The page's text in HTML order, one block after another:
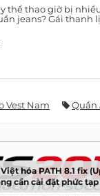
thể thao giờ bị
jeans? Gái thanh
Vest Nam Quần
hóa PATH 8.1 fix
cần cài đặt phức tạp